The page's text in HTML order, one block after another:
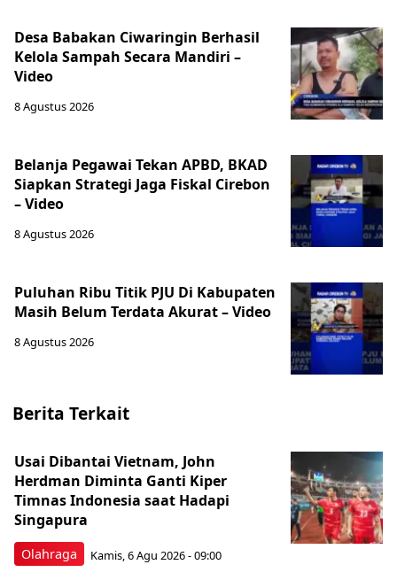
Desa Babakan Ciwaringin Berhasil
Kelola Sampah Secara Mandiri –
Video
8 Agustus 2026
‎Belanja Pegawai Tekan APBD, BKAD
Siapkan Strategi Jaga Fiskal Cirebon
– Video
8 Agustus 2026
‎Puluhan Ribu Titik PJU Di Kabupaten
Masih Belum Terdata Akurat – Video
8 Agustus 2026
Berita Terkait
Olahraga
Usai Dibantai Vietnam, John
Herdman Diminta Ganti Kiper
Timnas Indonesia saat Hadapi
Singapura
Kamis, 6 Agu 2026 - 09:00